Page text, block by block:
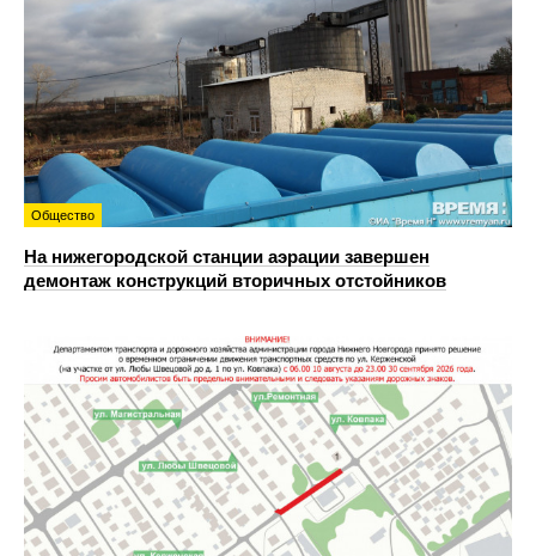
Общество
На нижегородской станции аэрации завершен
демонтаж конструкций вторичных отстойников